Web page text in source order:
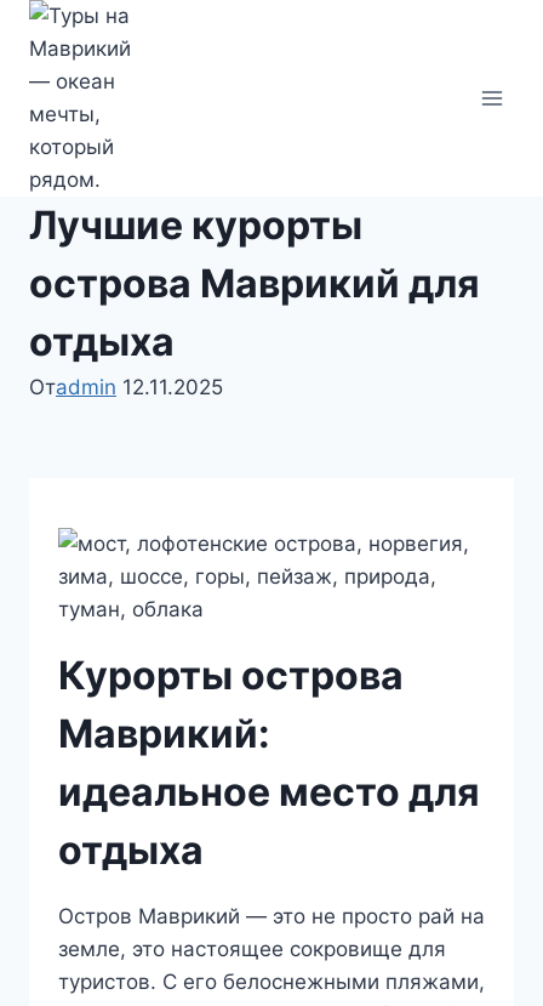
Перейти
содержимому
Лучшие курорты
острова Маврикий для
отдыха
Отadmin 12.11.2025
Курорты острова
Маврикий:
идеальное место для
отдыха
Остров Маврикий — это не просто рай на
земле, это настоящее сокровище для
туристов. С его белоснежными пляжами,